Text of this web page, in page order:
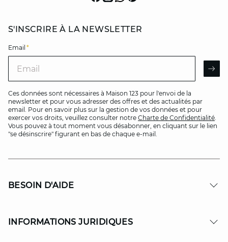
S'INSCRIRE À LA NEWSLETTER
Email *
Ces données sont nécessaires à Maison 123 pour l'envoi de la
newsletter et pour vous adresser des offres et des actualités par
email. Pour en savoir plus sur la gestion de vos données et pour
exercer vos droits, veuillez consulter notre Charte de Confidentialité.
Vous pouvez à tout moment vous désabonner, en cliquant sur le lien
"se désinscrire" figurant en bas de chaque e-mail.
BESOIN D'AIDE
INFORMATIONS JURIDIQUES